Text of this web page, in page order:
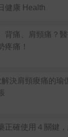
健康 Health
背痛、肩頸痛？
疼痛！
決肩頸痠痛的瑜
正確使用４關鍵